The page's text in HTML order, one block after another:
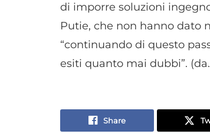
di imporre soluzioni
Putie, che non hanno dato
“continuando di questo
esiti quanto mai dubbi”.
Share